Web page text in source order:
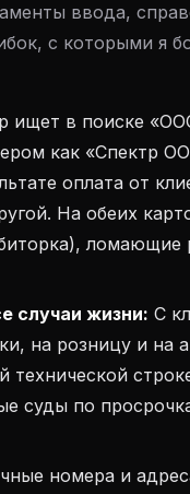
ввода,
с которыми я
ищет в поиске
как «Спектр
оплата от
На обеих
случаи жизни: С
на розницу и на
суды по
номера и